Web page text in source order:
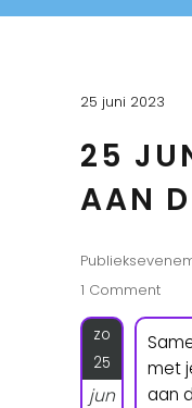
25 juni 2023
25
AAN
1 Comment
zo
25
jun
met
aan